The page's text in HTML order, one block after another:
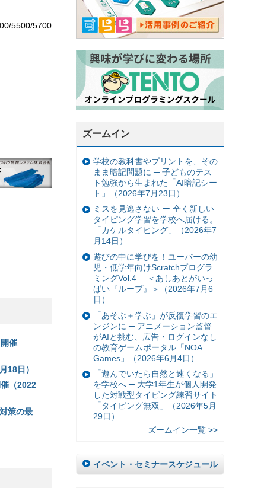
5500/5700
催
18日）
（2022
策の最
ズームイン
学校の教科書やプリントを、その
まま暗記問題に ─ 子どものテス
ト勉強から生まれた「AI暗記シー
ト」（2026年7月23日）
ミスを見逃さない ー 全く新しい
タイピング学習を学校へ届ける。
「カケルタイピング」（2026年7
月14日）
遊びの中に学びを！ユーバーの幼
児・低学年向けScratchプログラ
ミングVol.4 ＜あしあとがいっ
ぱい『ループ』＞（2026年7月6
日）
「あそぶ＋学ぶ」が反復学習のエ
ンジンに ─ アニメーション監督
がAIと挑む、広告・ログインなし
の教育ゲームポータル「NOA
Games」（2026年6月4日）
「遊んでいたら自然と速くなる」
を学校へ ─ 大学1年生が個人開発
した対戦型タイピング練習サイト
「タイピング無双」（2026年5月
29日）
ズームイン一覧 >>
イベント・セミナースケジュール